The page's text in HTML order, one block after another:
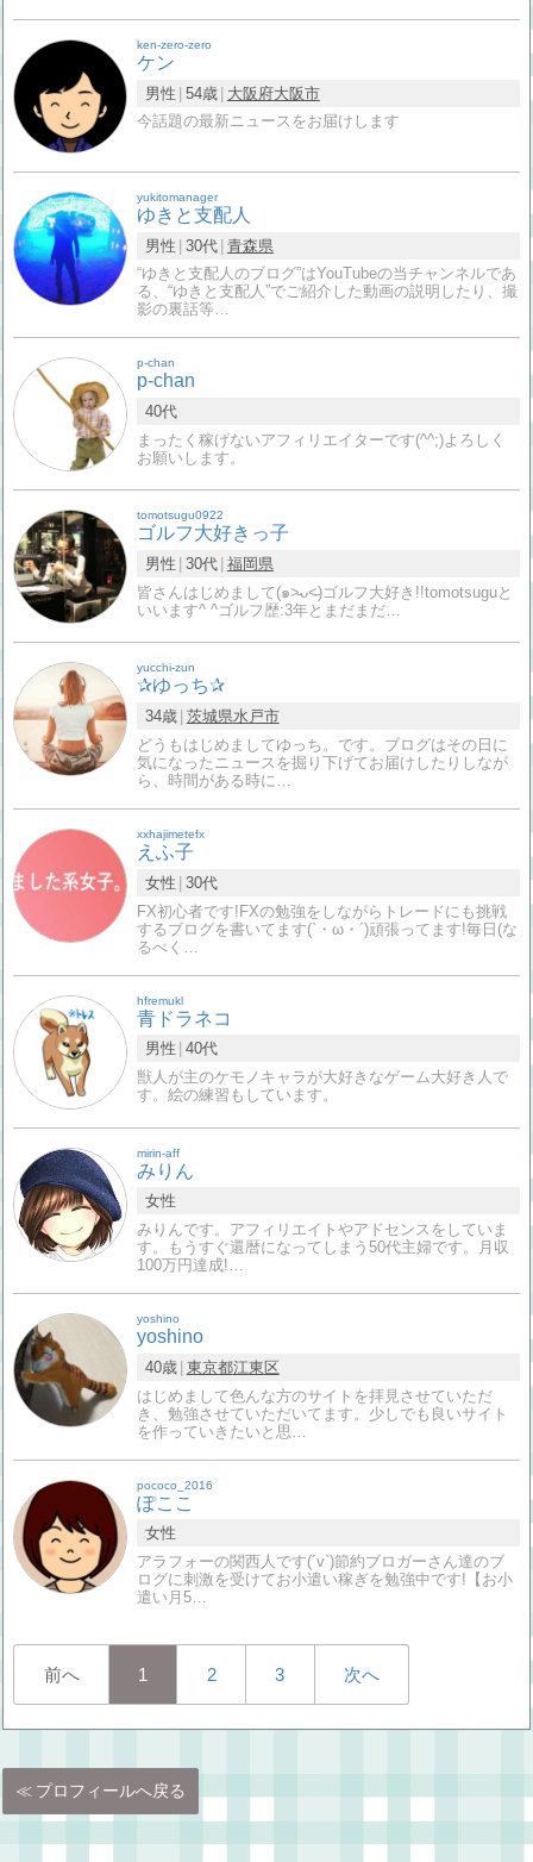
ken-zero-zero
ケン
男性 54歳 大阪府大阪市
今話題の最新ニュースをお届けします
yukitomanager
ゆきと支配人
男性 30代 青森県
“ゆきと支配人のブログ”はYouTubeの当チャンネルであ
る、“ゆきと支配人”でご紹介した動画の説明したり、撮
影の裏話等…
p-chan
p-chan
40代
まったく稼げないアフィリエイターです(^^;)よろしく
お願いします。
tomotsugu0922
ゴルフ大好きっ子
男性 30代 福岡県
皆さんはじめまして(๑˃̵ᴗ˂̵)ゴルフ大好き!!tomotsuguと
いいます^ ^ゴルフ歴:3年とまだまだ…
yucchi-zun
✰ゆっち✰
34歳 茨城県水戸市
どうもはじめましてゆっち。です。ブログはその日に
気になったニュースを掘り下げてお届けしたりしなが
ら、時間がある時に…
xxhajimetefx
えふ子
女性 30代
FX初心者です!FXの勉強をしながらトレードにも挑戦
するブログを書いてます(`・ω・´)頑張ってます!毎日(な
るべく…
hfremukl
青ドラネコ
男性 40代
獣人が主のケモノキャラが大好きなゲーム大好き人で
す。絵の練習もしています。
mirin-aff
みりん
女性
みりんです。アフィリエイトやアドセンスをしていま
す。もうすぐ還暦になってしまう50代主婦です。月収
100万円達成!…
yoshino
yoshino
40歳 東京都江東区
はじめまして色んな方のサイトを拝見させていただ
き、勉強させていただいてます。少しでも良いサイト
を作っていきたいと思…
pococo_2016
ぽここ
女性
アラフォーの関西人です(´v`)節約ブロガーさん達のブ
ログに刺激を受けてお小遣い稼ぎを勉強中です!【お小
遣い月5…
前へ 1 2 3 次へ
プロフィールへ戻る